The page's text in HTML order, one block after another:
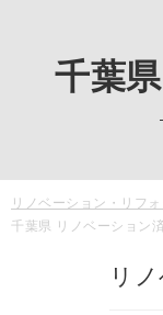
千葉
リノベーション・リフ
千葉県 リノベーション
リ